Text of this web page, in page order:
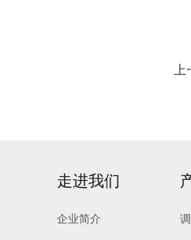
走进我们
企业简介